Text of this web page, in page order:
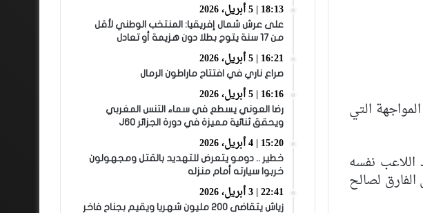
التي
عند الدقيقة 70، قبل أن يعود اللاعب نفسه
تقليص الفارق لصالح
18:13 | 5 أبريل، 2026
على عرش شمال إفريقيا: المنتخب الوطني لأقل
من 17 سنة يتوج بطلا دون هزيمة أو تعادل
16:21 | 5 أبريل، 2026
صراع ناري في افتتاح ماراطون الرمال
16:16 | 5 أبريل، 2026
رضا العوني يسطع في سماء التنس المغربي
ويحقق ثنائية مميزة في دورة الجزائر J60
15:20 | 4 أبريل، 2026
خطير .. دومو يتعرض للتهديد بالقتل ومجهولون
خربوا سيارته أمام منزله
22:41 | 3 أبريل، 2026
زياش يتقاضى 200 مليون شهريا ويقيم بجناح فاخر